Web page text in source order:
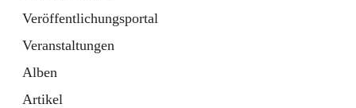
Veröffentlichungsportal
Veranstaltungen
Alben
Artikel